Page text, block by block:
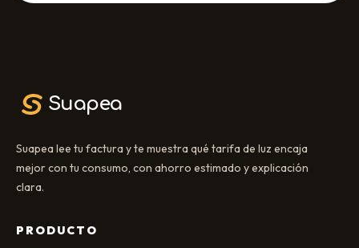
Suapea
Suapea lee tu factura y te muestra qué tarifa de luz encaja
mejor con tu consumo, con ahorro estimado y explicación
clara.
PRODUCTO